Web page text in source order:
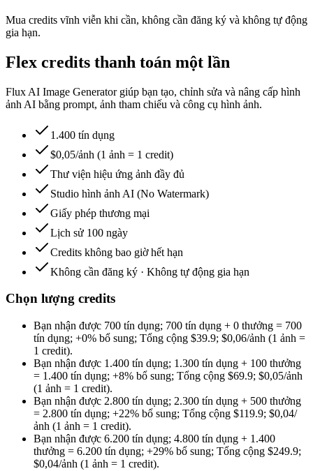
Mua credits vĩnh viễn khi cần, không cần đăng ký và không tự động
gia hạn.
Flex credits thanh toán một lần
Flux AI Image Generator giúp bạn tạo, chỉnh sửa và nâng cấp hình
ảnh AI bằng prompt, ảnh tham chiếu và công cụ hình ảnh.
1.400 tín dụng
$0,05/ảnh (1 ảnh = 1 credit)
Thư viện hiệu ứng ảnh đầy đủ
Studio hình ảnh AI (No Watermark)
Giấy phép thương mại
Lịch sử 100 ngày
Credits không bao giờ hết hạn
Không cần đăng ký · Không tự động gia hạn
Chọn lượng credits
Bạn nhận được 700 tín dụng; 700 tín dụng + 0 thưởng = 700
tín dụng; +0% bổ sung; Tổng cộng $39.9; $0,06/ảnh (1 ảnh =
1 credit).
Bạn nhận được 1.400 tín dụng; 1.300 tín dụng + 100 thưởng
= 1.400 tín dụng; +8% bổ sung; Tổng cộng $69.9; $0,05/ảnh
(1 ảnh = 1 credit).
Bạn nhận được 2.800 tín dụng; 2.300 tín dụng + 500 thưởng
= 2.800 tín dụng; +22% bổ sung; Tổng cộng $119.9; $0,04/
ảnh (1 ảnh = 1 credit).
Bạn nhận được 6.200 tín dụng; 4.800 tín dụng + 1.400
thưởng = 6.200 tín dụng; +29% bổ sung; Tổng cộng $249.9;
$0,04/ảnh (1 ảnh = 1 credit).